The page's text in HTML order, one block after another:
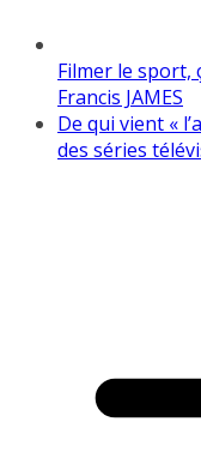
Filmer le sport,
Francis JAMES
De qui vient «
des séries